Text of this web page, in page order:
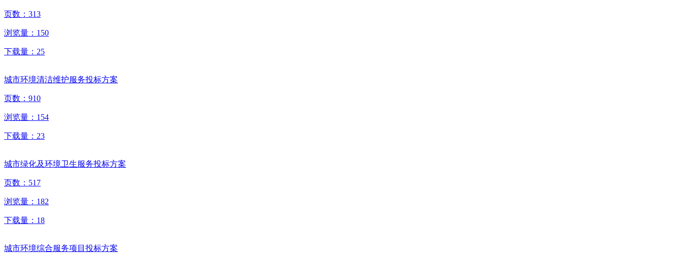
页数： 313
浏览量： 150
下载量： 25
城市环境清洁维护服务投标方案
页数： 910
浏览量： 154
下载量： 23
城市绿化及环境卫生服务投标方案
页数： 517
浏览量： 182
下载量： 18
城市环境综合服务项目投标方案